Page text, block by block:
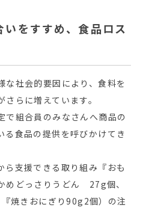
をすすめ、食品ロス
な社会的要因により、食料を
らに増えています。
で組合員のみなさんへ商品の
る食品の提供を呼びかけてき
ら支援できる取り組み『おも
めどっさりうどん 27g個、
焼きおにぎり90g2個）の注